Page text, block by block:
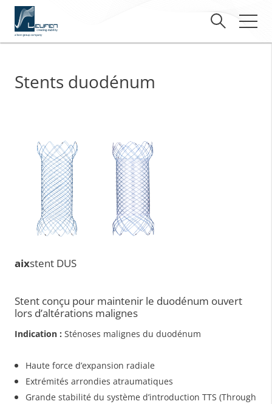
Stents duodénum
aixstent DUS
Stent conçu pour maintenir le duodénum ouvert
lors d’altérations malignes
Indication : Sténoses malignes du duodénum
Haute force d’expansion radiale
Extrémités arrondies atraumatiques
Grande stabilité du système d’introduction TTS (Through